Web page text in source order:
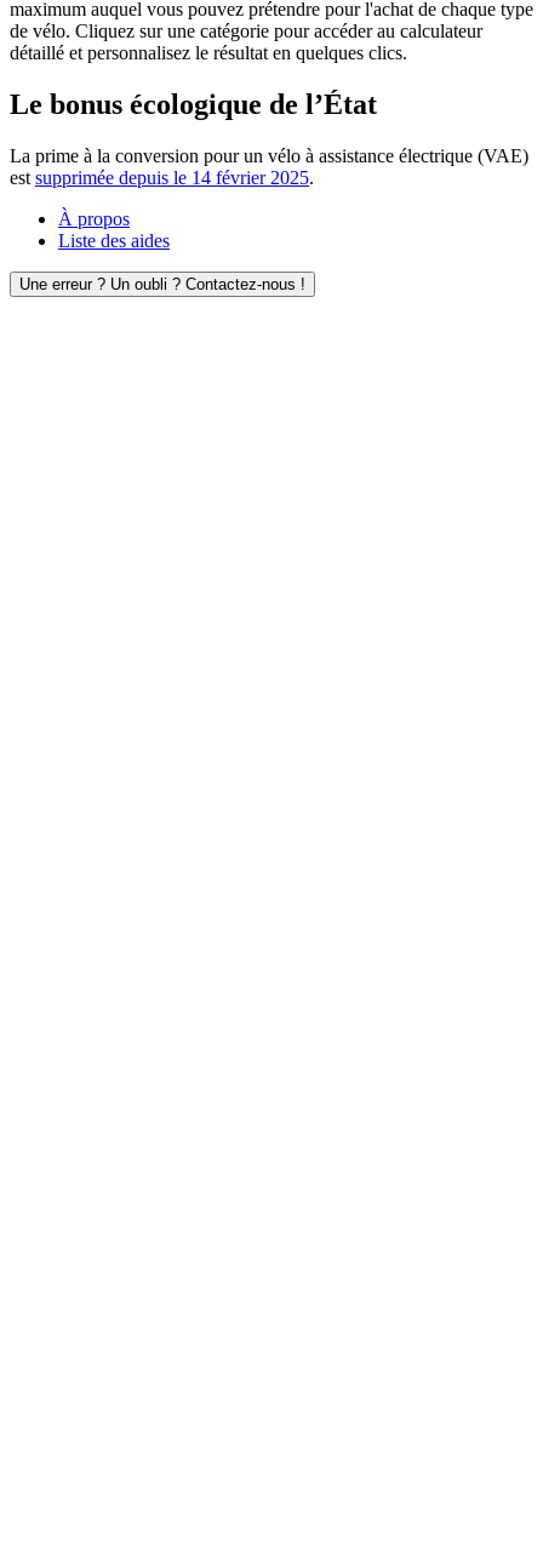
maximum auquel vous pouvez prétendre pour l'achat de chaque type
de vélo. Cliquez sur une catégorie pour accéder au calculateur
détaillé et personnalisez le résultat en quelques clics.
Le bonus écologique de l’État
La prime à la conversion pour un vélo à assistance électrique (VAE)
est supprimée depuis le 14 février 2025.
À propos
Liste des aides
Une erreur ? Un oubli ? Contactez-nous !